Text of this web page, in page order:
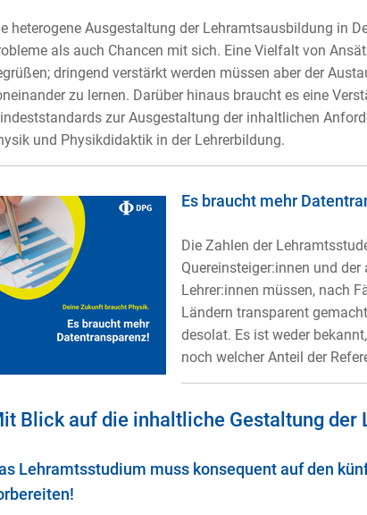
heterogene Ausgestaltung der Lehramtsausbildung in
als auch Chancen mit sich. Eine Vielfalt von
dringend verstärkt werden müssen aber der
zu lernen. Darüber hinaus braucht es eine
zur Ausgestaltung der inhaltlichen
und Physikdidaktik in der Lehrerbildung.
Es braucht mehr
Die Zahlen der
Quereinsteiger:innen und
Lehrer:innen müssen, nach
Ländern transparent
desolat. Es ist weder
noch welcher Anteil der
Blick auf die inhaltliche Gestaltung der
Lehramtsstudium muss konsequent auf den